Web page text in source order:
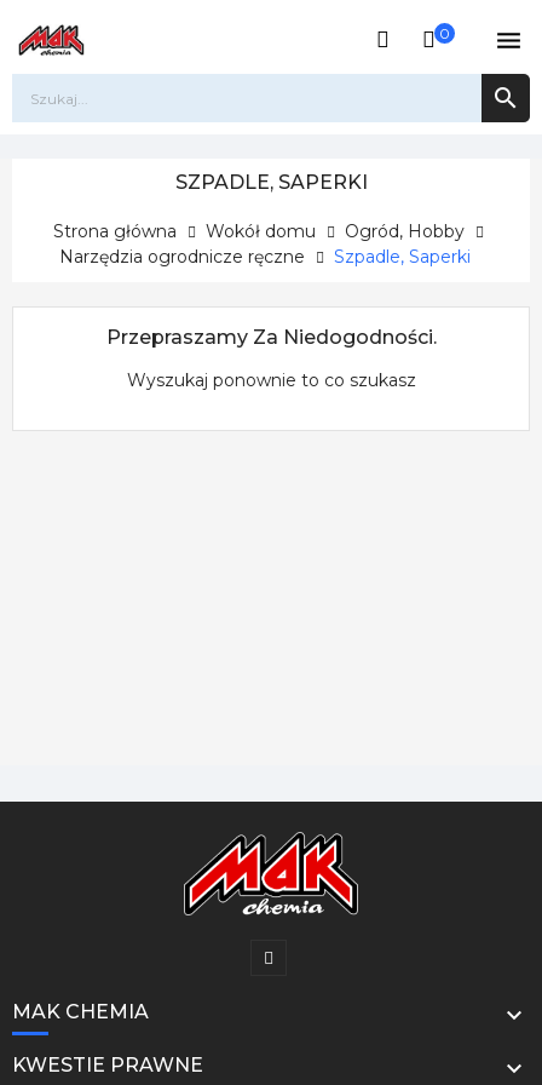
0 

SZPADLE, SAPERKI
Strona główna Wokół domu
Ogród, Hobby
Narzędzia ogrodnicze ręczne
Szpadle, Saperki
Przepraszamy Za Niedogodności.
Wyszukaj ponownie to co szukasz
MAK CHEMIA 
KWESTIE PRAWNE 